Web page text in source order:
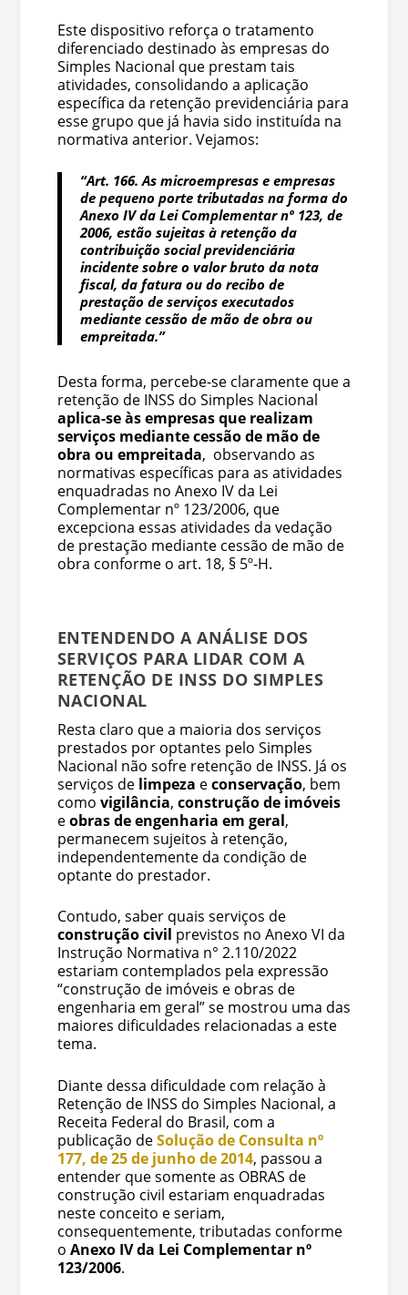
Este dispositivo reforça o tratamento
diferenciado destinado às empresas do
Simples Nacional que prestam tais
atividades, consolidando a aplicação
específica da retenção previdenciária para
esse grupo que já havia sido instituída na
normativa anterior. Vejamos:
“Art. 166. As microempresas e empresas
de pequeno porte tributadas na forma do
Anexo IV da Lei Complementar nº 123, de
2006, estão sujeitas à retenção da
contribuição social previdenciária
incidente sobre o valor bruto da nota
fiscal, da fatura ou do recibo de
prestação de serviços executados
mediante cessão de mão de obra ou
empreitada.”
Desta forma, percebe-se claramente que a
retenção de INSS do Simples Nacional
aplica-se às empresas que realizam
serviços mediante cessão de mão de
obra ou empreitada, observando as
normativas específicas para as atividades
enquadradas no Anexo IV da Lei
Complementar nº 123/2006, que
excepciona essas atividades da vedação
de prestação mediante cessão de mão de
obra conforme o art. 18, § 5º-H.
ENTENDENDO A ANÁLISE DOS
SERVIÇOS PARA LIDAR COM A
RETENÇÃO DE INSS DO SIMPLES
NACIONAL
Resta claro que a maioria dos serviços
prestados por optantes pelo Simples
Nacional não sofre retenção de INSS. Já os
serviços delimpeza econservação, bem
como vigilância, construçãode imóveis
eobras de engenharia em geral,
permanecem sujeitos à retenção,
independentemente da condição de
optante do prestador.
Contudo, saber quais serviços de
construção civil previstos no Anexo VI da
Instrução Normativa n° 2.110/2022
estariam contemplados pela expressão
“construção de imóveis e obras de
engenharia em geral” se mostrou uma das
maiores dificuldades relacionadas a este
tema.
Diante dessa dificuldade com relação à
Retenção de INSS do Simples Nacional, a
Receita Federal do Brasil, com a
publicação deSolução de Consulta nº
177, de 25 de junho de 2014, passou a
entender que somente as OBRAS de
construção civil estariam enquadradas
neste conceito e seriam,
consequentemente, tributadas conforme
o Anexo IV da Lei Complementar nº
123/2006.